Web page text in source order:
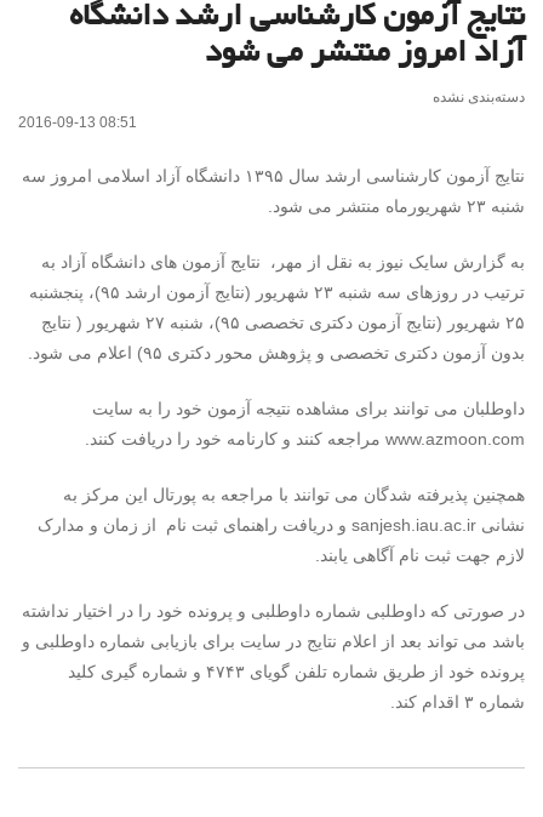
نتایج آزمون کارشناسی ارشد دانشگاه
آزاد امروز منتشر می شود
دسته‌بندی نشده
2016-09-13 08:51
نتایج آزمون کارشناسی ارشد سال ۱۳۹۵ دانشگاه آزاد اسلامی امروز سه
شنبه ۲۳ شهریورماه منتشر می شود.
به گزارش سایک نیوز به نقل از مهر، نتایج آزمون های دانشگاه آزاد به
ترتیب در روزهای سه شنبه ۲۳ شهریور (نتایج آزمون ارشد ۹۵)، پنجشنبه
۲۵ شهریور (نتایج آزمون دکتری تخصصی ۹۵)، شنبه ۲۷ شهریور ( نتایج
بدون آزمون دکتری تخصصی و پژوهش محور دکتری ۹۵) اعلام می شود.
داوطلبان می توانند برای مشاهده نتیجه آزمون خود را به سایت
www.azmoon.com مراجعه کنند و کارنامه خود را دریافت کنند.
همچنین پذیرفته شدگان می توانند با مراجعه به پورتال این مرکز به
نشانی sanjesh.iau.ac.ir و دریافت راهنمای ثبت نام از زمان و مدارک
لازم جهت ثبت نام آگاهی یابند.
در صورتی که داوطلبی شماره داوطلبی و پرونده خود را در اختیار نداشته
باشد می تواند بعد از اعلام نتایج در سایت برای بازیابی شماره داوطلبی و
پرونده خود از طریق شماره تلفن گویای ۴۷۴۳ و شماره گیری کلید
شماره ۳ اقدام کند.